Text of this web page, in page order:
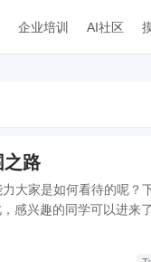
企业培训 AI社区
之路
大家是如何看待的呢？
感兴趣的同学可以进来